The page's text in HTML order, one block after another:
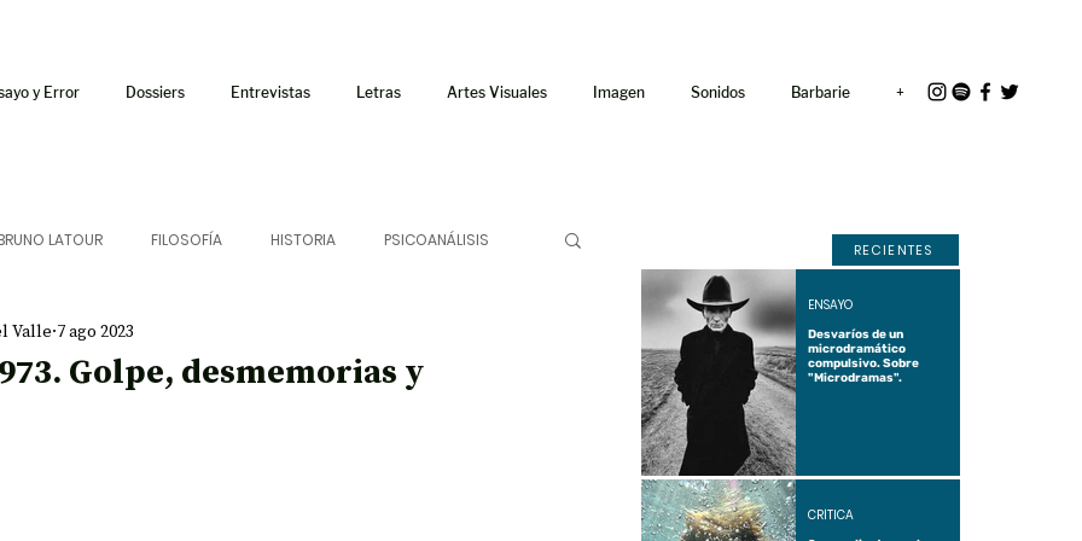
y Error Dossiers Entrevistas Letras Artes Visuales Imagen Sonidos Barbarie +
LATOUR FILOSOFÍA HISTORIA PSICOANÁLISIS
LETRAS
Golpe, desmemorias y
Valle 7 ago 2023
RECIENTES
Desvaríos de un
microdramático
compulsivo. Sobre
"Microdramas".
ENSAYO
CRÍTICA